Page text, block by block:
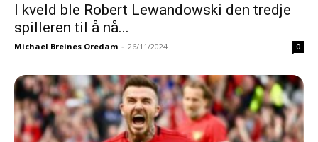
I kveld ble Robert Lewandowski den tredje
spilleren til å nå...
Michael Breines Oredam - 26/11/2024 0